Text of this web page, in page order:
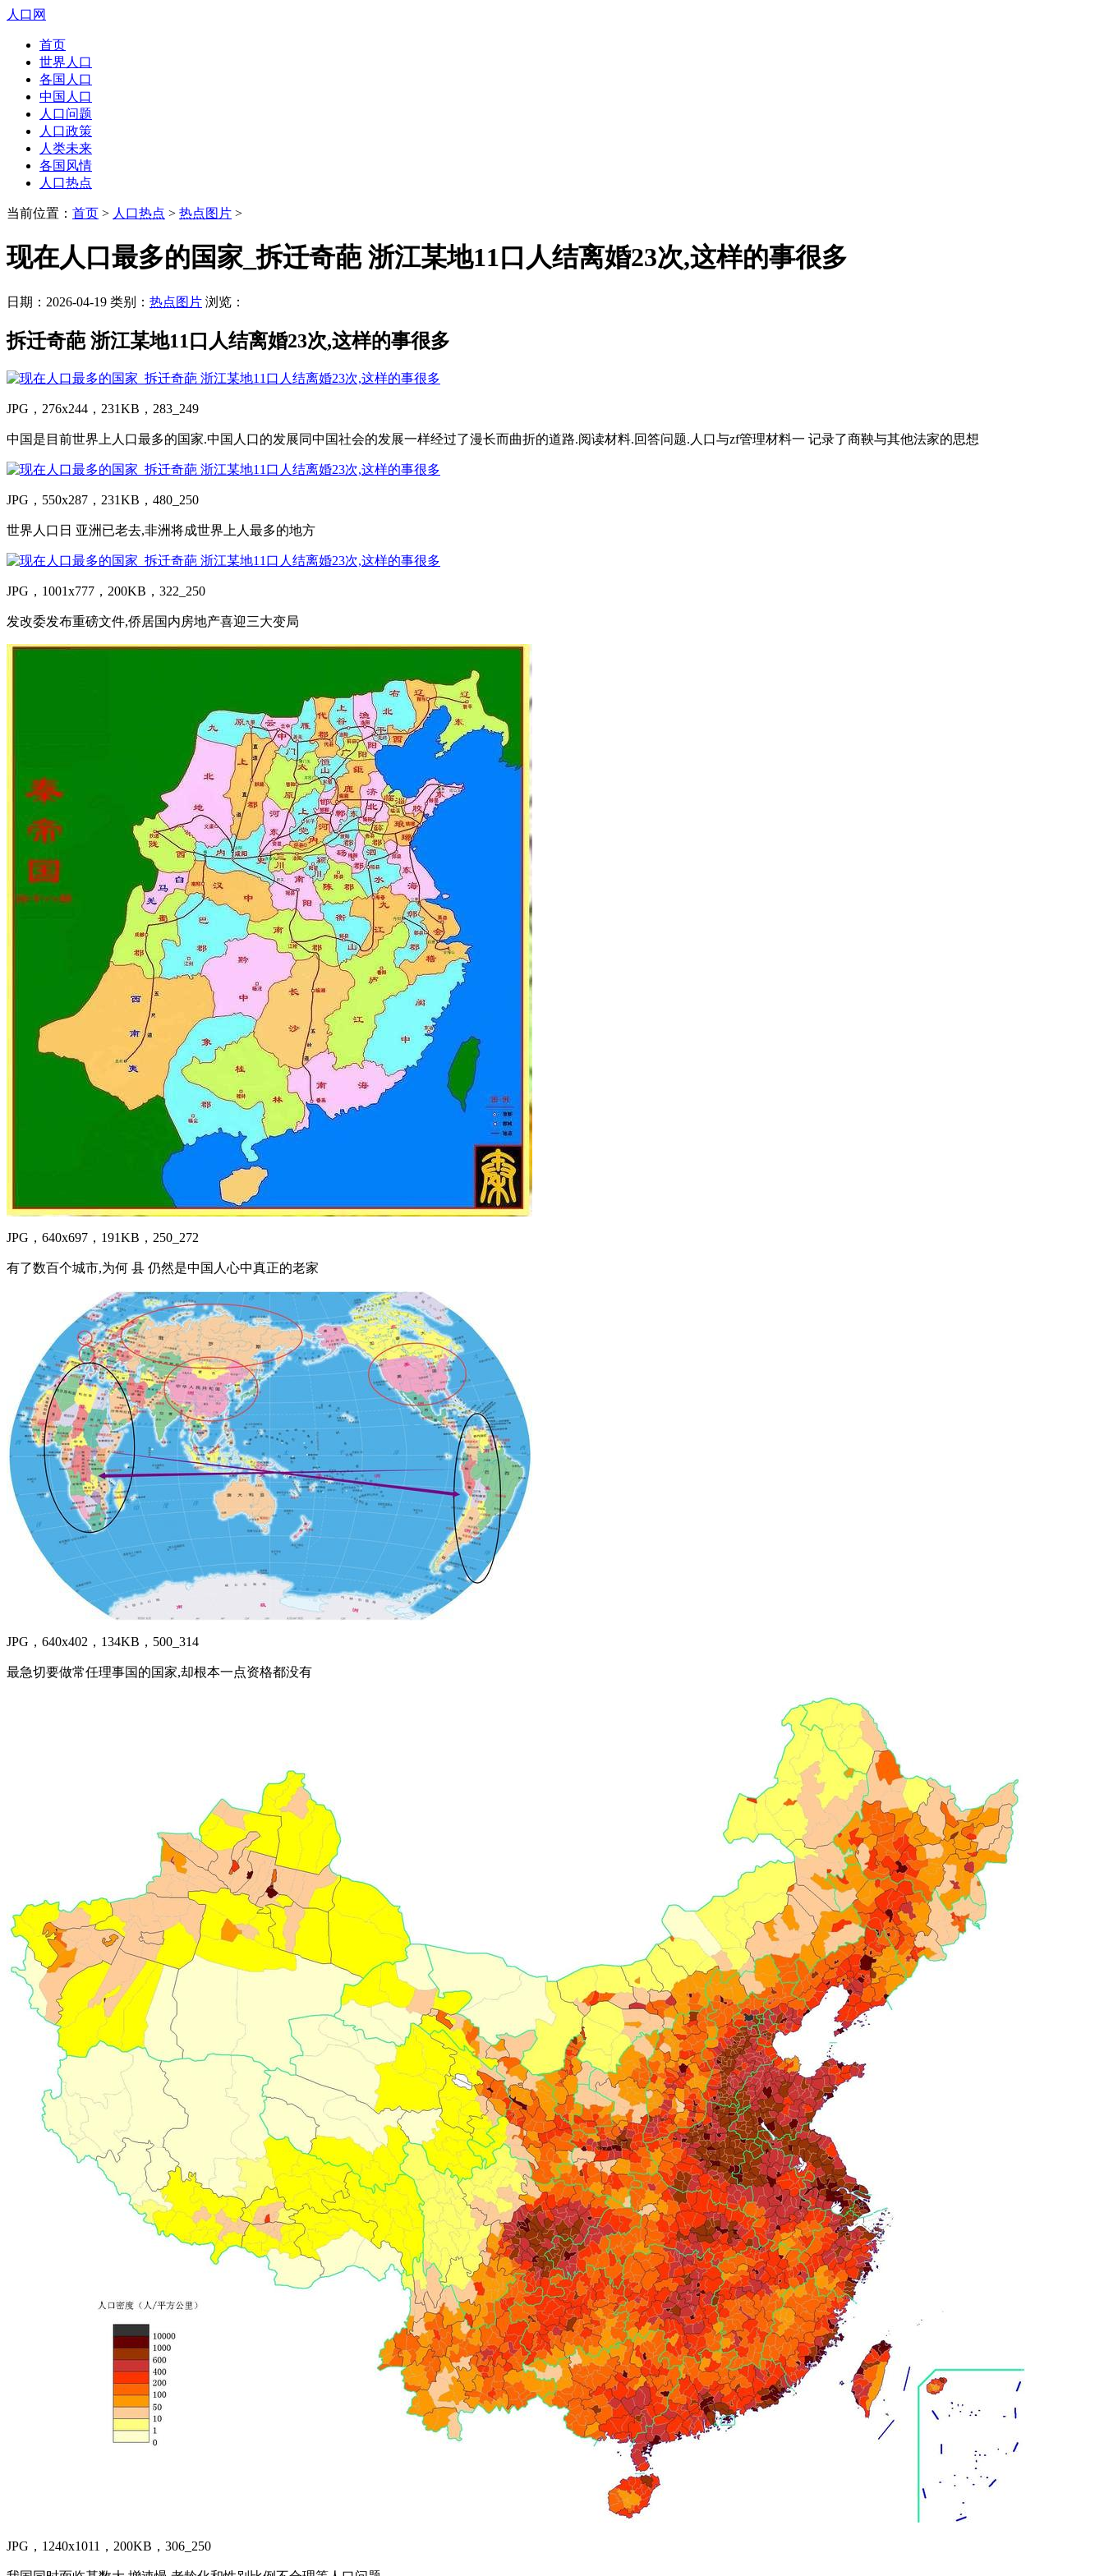
人口网
首页
世界人口
各国人口
中国人口
人口问题
人口政策
人类未来
各国风情
人口热点
当前位置： 首页 > 人口热点 > 热点图片 >
现在人口最多的国家_拆迁奇葩 浙江某地11口人结离婚23次,这样的事很多
日期：2026-04-19 类别： 热点图片 浏览：
拆迁奇葩 浙江某地11口人结离婚23次,这样的事很多
JPG，276x244，231KB，283_249
中国是目前世界上人口最多的国家.中国人口的发展同中国社会的发展一样经过了漫长而曲折的道路.阅读材料.回答问题.人口与zf管理材料一 记录了商鞅与其他法家的思想
JPG，550x287，231KB，480_250
世界人口日 亚洲已老去,非洲将成世界上人最多的地方
JPG，1001x777，200KB，322_250
发改委发布重磅文件,侨居国内房地产喜迎三大变局
JPG，640x697，191KB，250_272
有了数百个城市,为何 县 仍然是中国人心中真正的老家
JPG，640x402，134KB，500_314
最急切要做常任理事国的国家,却根本一点资格都没有
JPG，1240x1011，200KB，306_250